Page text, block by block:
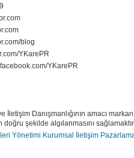
blog
YKarePR
YKarePR
İletişim Danışmanlığının amacı
şekilde algılanmasını
Yönetimi Kurumsal İletişim